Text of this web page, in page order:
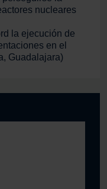
nucleares
la ejecución de
en el
Guadalajara)